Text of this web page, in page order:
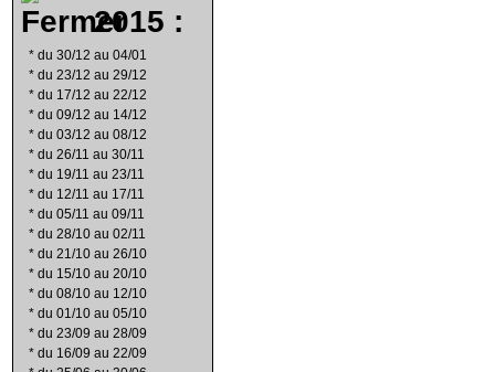
2015 :
* du 30/12 au 04/01
* du 23/12 au 29/12
* du 17/12 au 22/12
* du 09/12 au 14/12
* du 03/12 au 08/12
* du 26/11 au 30/11
* du 19/11 au 23/11
* du 12/11 au 17/11
* du 05/11 au 09/11
* du 28/10 au 02/11
* du 21/10 au 26/10
* du 15/10 au 20/10
* du 08/10 au 12/10
* du 01/10 au 05/10
* du 23/09 au 28/09
* du 16/09 au 22/09